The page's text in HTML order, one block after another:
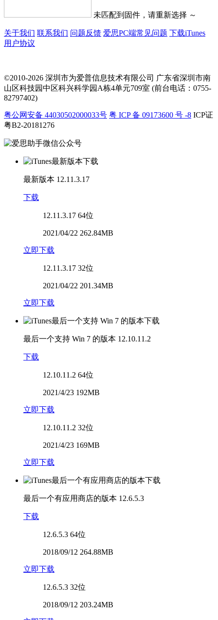
未匹配到固件，请重新选择 ～
关于我们 联系我们 问题反馈 爱思PC端常见问题 下载iTunes
用户协议
©2010-2026 深圳市为爱普信息技术有限公司 广东省深圳市南
山区科技园中区科兴科学园A栋4单元709室 (前台电话：0755-
82797402)
粤公网安备 44030502000033号 粤 ICP 备 09173600 号 -8 ICP证
粤B2-20181276
最新版本 12.11.3.17
下载
12.11.3.17 64位
2021/04/22 262.84MB
立即下载
12.11.3.17 32位
2021/04/22 201.34MB
立即下载
最后一个支持 Win 7 的版本 12.10.11.2
下载
12.10.11.2 64位
2021/4/23 192MB
立即下载
12.10.11.2 32位
2021/4/23 169MB
立即下载
最后一个有应用商店的版本 12.6.5.3
下载
12.6.5.3 64位
2018/09/12 264.88MB
立即下载
12.6.5.3 32位
2018/09/12 203.24MB